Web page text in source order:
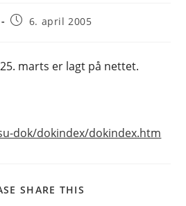
Post6. april 2005
marts er lagt på nettet.
dok/dokindex/dokindex.htm
SHARE THIS